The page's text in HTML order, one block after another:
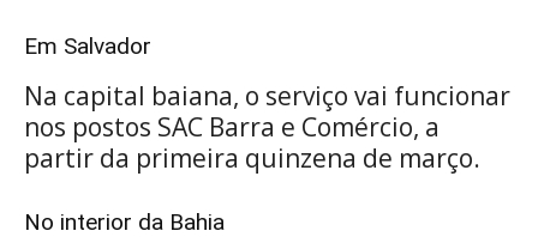
Em Salvador
Na capital baiana, o serviço vai funcionar
nos postos SAC Barra e Comércio, a
partir da primeira quinzena de março.
No interior da Bahia